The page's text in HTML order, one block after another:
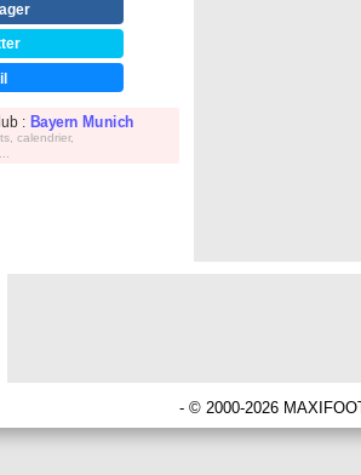
: Bayern Munich
calendrier,
- © 2000-2026